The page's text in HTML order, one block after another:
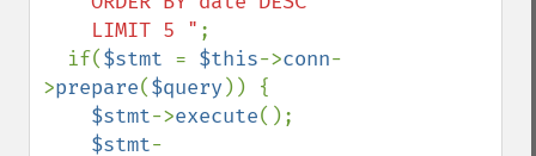
    LIMIT 5 "
;
  if(
$stmt = $this->conn-
>prepare($query )) {
$stmt->execute();
$stmt-